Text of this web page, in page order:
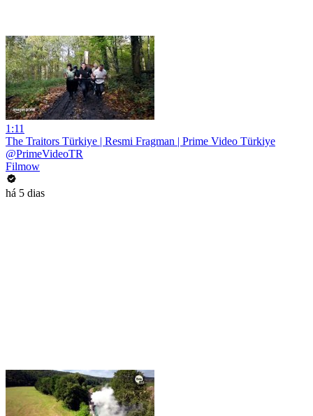
1:11
The Traitors Türkiye | Resmi Fragman | Prime Video Türkiye
@PrimeVideoTR
Filmow
há 5 dias